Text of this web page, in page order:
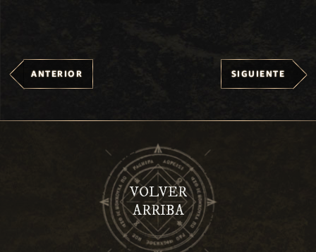
ANTERIOR SIGUIENTE
VOLVER
ARRIBA